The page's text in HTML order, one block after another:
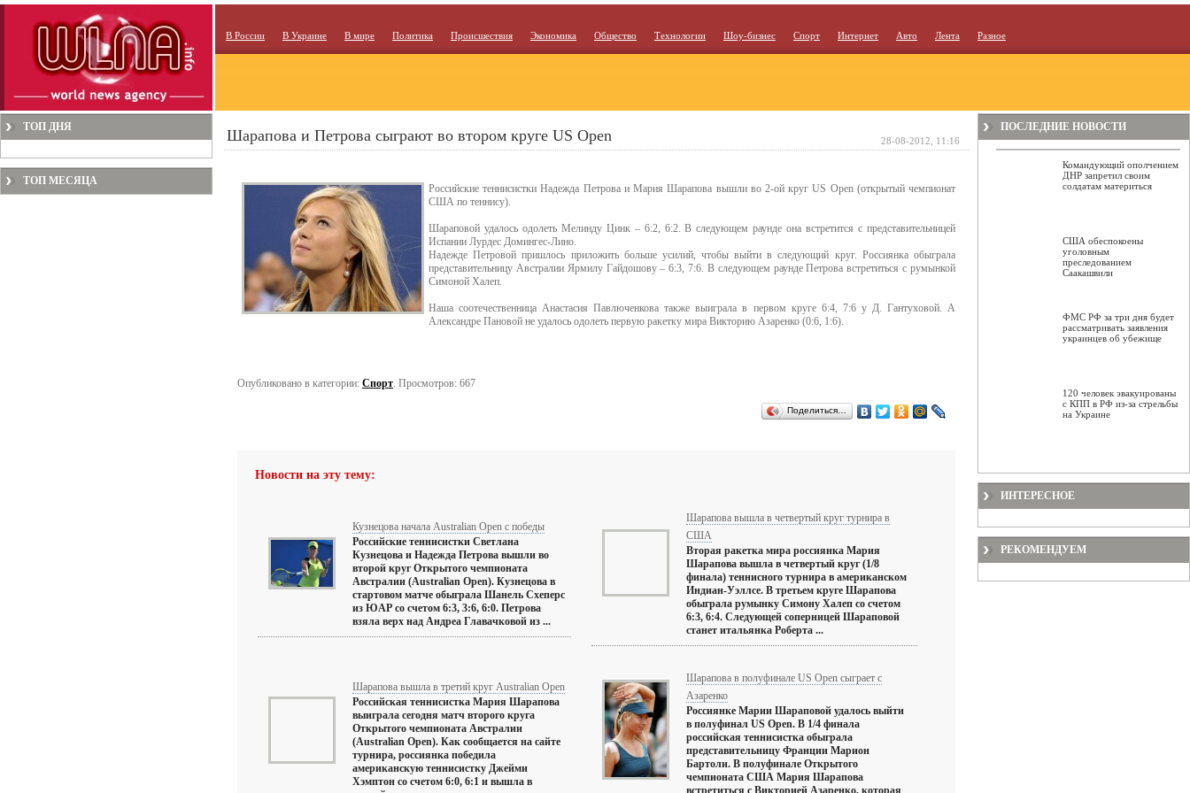
В России В Украине В мире Политика Происшествия Экономика Общество Технологии Шоу-бизнес Спорт Интернет Авто Лента Разное
ТОП ДНЯ
ТОП МЕСЯЦА
Шарапова и Петрова сыграют во втором круге US Open
Российские теннисистки Надежда Петрова и Мария Шарапова вышли во 2-ой круг US Open (открытый чемпионат
США по теннису).
Шараповой удалось одолеть Мелинду Цинк – 6:2, 6:2. В следующем раунде она встретится с представительницей
Испании Лурдес Домингес-Лино.
Надежде Петровой пришлось приложить больше усилий, чтобы выйти в следующий круг. Россиянка обыграла
представительницу Австралии Ярмилу Гайдошову – 6:3, 7:6. В следующем раунде Петрова встретиться с румынкой
Симоной Халеп.
Наша соотечественница Анастасия Павлюченкова также выиграла в первом круге 6:4, 7:6 у Д. Гантуховой. А
Александре Пановой не удалось одолеть первую ракетку мира Викторию Азаренко (0:6, 1:6).
Опубликовано в категории: Спорт. Просмотров: 667
Поделиться…
Новости на эту тему:
Кузнецова начала Australian Open с победы
Российские теннисистки Светлана
Кузнецова и Надежда Петрова вышли во
второй круг Открытого чемпионата
Австралии (Australian Open). Кузнецова в
стартовом матче обыграла Шанель Схеперс
из ЮАР со счетом 6:3, 3:6, 6:0. Петрова
взяла верх над Андреа Главачковой из ...
Шарапова вышла в четвертый круг турнира в
США
Вторая ракетка мира россиянка Мария
Шарапова вышла в четвертый круг (1/8
финала) теннисного турнира в американском
Индиан-Уэллсе. В третьем круге Шарапова
обыграла румынку Симону Халеп со счетом
6:3, 6:4. Следующей соперницей Шараповой
станет итальянка Роберта ...
Шарапова вышла в третий круг Australian Open
Российская теннисистка Мария Шарапова
выиграла сегодня матч второго круга
Открытого чемпионата Австралии
(Australian Open). Как сообщается на сайте
турнира, россиянка победила
американскую теннисистку Джейми
Хэмптон со счетом 6:0, 6:1 и вышла в
Шарапова в полуфинале US Open сыграет с
Азаренко
Россиянке Марии Шараповой удалось выйти
в полуфинал US Open. В 1/4 финала
российская теннисистка обыграла
представительницу Франции Марион
Бартоли. В полуфинале Открытого
чемпионата США Мария Шарапова
встретиться с Викторией Азаренко, которая
28-08-2012, 11:16
ПОСЛЕДНИЕ НОВОСТИ
Командующий ополчением
ДНР запретил своим
солдатам материться
США обеспокоены
уголовным
преследованием
Саакашвили
ФМС РФ за три дня будет
рассматривать заявления
украинцев об убежище
120 человек эвакуированы
с КПП в РФ из-за стрельбы
на Украине
ИНТЕРЕСНОЕ
РЕКОМЕНДУЕМ